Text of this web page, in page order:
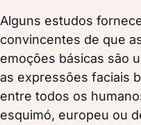
Alguns estudos
convincentes de que
emoções básicas são
as expressões faciais
entre todos os
esquimó, europeu ou